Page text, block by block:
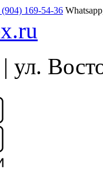
169-54-36
ул.